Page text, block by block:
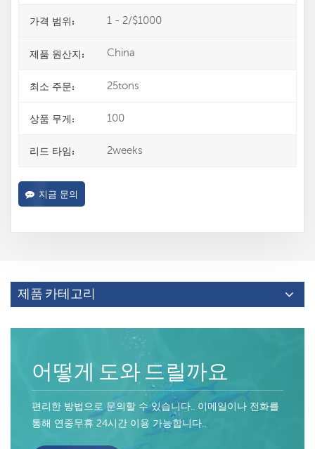
가격 범위: 1 - 2/$1000
제품 원산지: China
최소 주문: 25tons
상품 무게: 100
리드 타임: 2weeks
지금 문의
제품 카테고리
어떻게 도와 드릴까요
편리한 방법으로 문의할 수 있습니다.. 이메일이나 전화를
통해 연중무휴 24시간 이용 가능합니다..